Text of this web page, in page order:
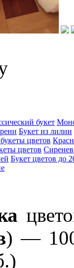
букет
Букет из лилии
цветов
цветов
Букет цветов до
) —